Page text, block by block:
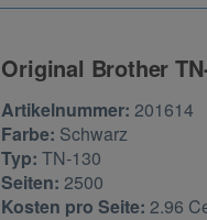
Original Brother
Zur Artikelbewertung
Artikelnummer:201614
Farbe: Schwarz
Typ:TN-130
Seiten:2500
Kosten pro Seite:2.96